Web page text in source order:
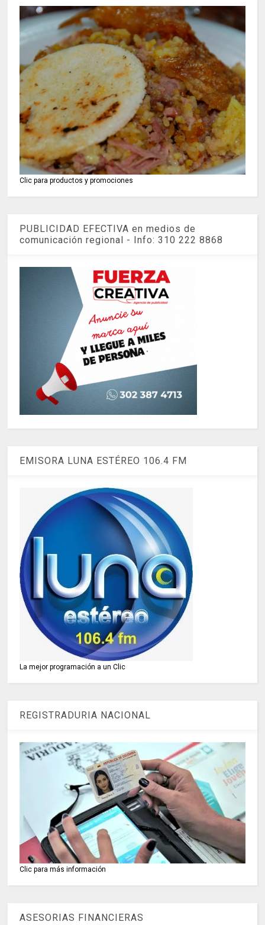
Clic para productos y promociones
PUBLICIDAD EFECTIVA en medios de
comunicación regional - Info: 310 222 8868
EMISORA LUNA ESTÉREO 106.4 FM
La mejor programación a un Clic
REGISTRADURIA NACIONAL
Clic para más información
ASESORIAS FINANCIERAS